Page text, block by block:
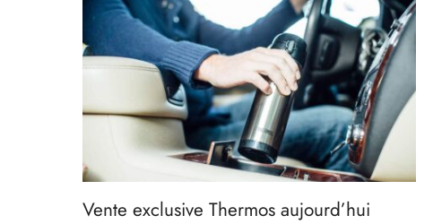
Vente exclusive Thermos aujourd’hui